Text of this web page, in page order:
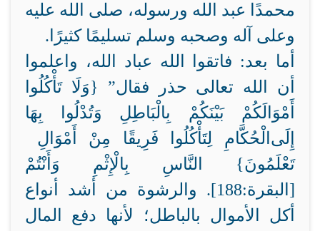
محمدًا عبد الله ورسوله، صلى الله عليه
وعلى آله وصحبه وسلم تسليمًا كثيرًا.
أما بعد: فاتقوا الله عباد الله، واعلموا
أن الله تعالى حذر فقال” {وَلَا تَأْكُلُوا
أَمْوَالَكُمْ بَيْنَكُمْ بِالْبَاطِلِ وَتُدْلُوا بِهَا
إِلَى الْحُكَّامِ لِتَأْكُلُوا فَرِيقًا مِنْ أَمْوَالِ
النَّاسِ بِالْإِثْمِ وَأَنْتُمْ
تَعْلَمُونَ}
[البقرة:188]. والرشوة من أشد أنواع
أكل الأموال بالباطل؛ لأنها دفع المال